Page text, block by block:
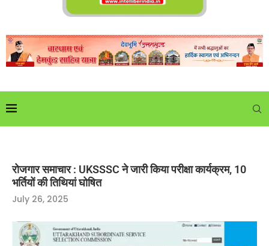
रोजगार समाचार : UKSSSC ने जारी किया परीक्षा कार्यक्रम, 10
भर्तियों की तिथियां घोषित
July 26, 2025